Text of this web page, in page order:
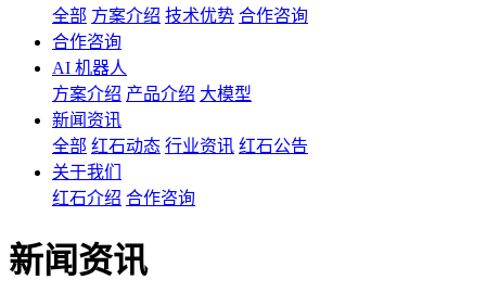
全部 方案介绍 技术优势 合作咨询
合作咨询
AI 机器人
方案介绍 产品介绍 大模型
新闻资讯
全部 红石动态 行业资讯 红石公告
关于我们
红石介绍 合作咨询
新闻资讯